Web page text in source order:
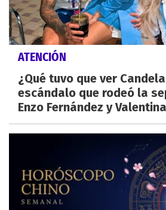
ATENCIÓN
¿Qué tuvo que ver
escándalo que rodeó la
Enzo Fernández y